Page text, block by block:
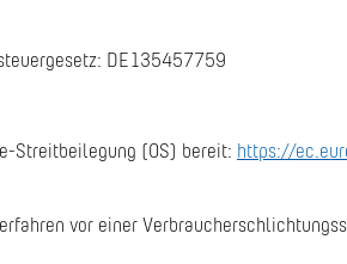
DE135457759
Streitbeilegung (OS) bereit: https://
vor einer